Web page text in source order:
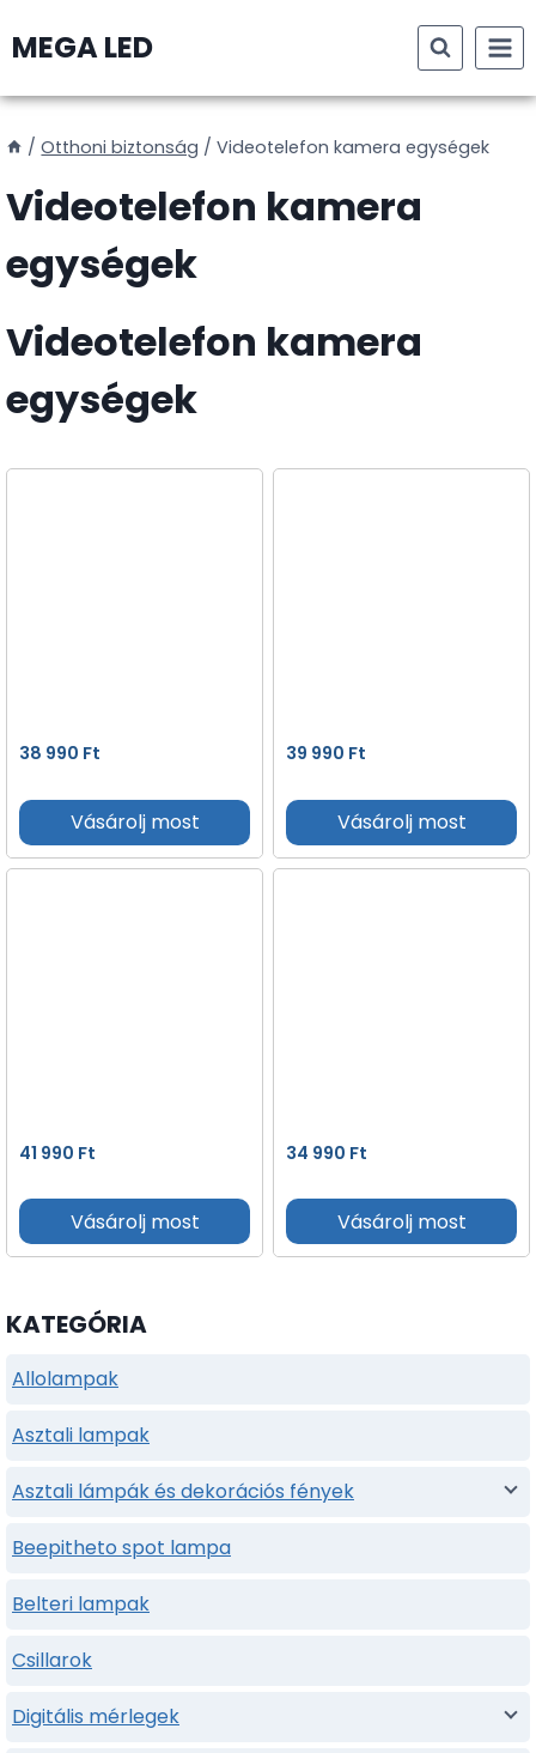
toMEGA LED
/ Otthoni biztonság / Videotelefon kamera egységek
Videotelefon kamera
egységek
Videotelefon kamera
egységek
38 990 Ft
Vásárolj most
39 990 Ft
Vásárolj most
41 990 Ft
Vásárolj most
34 990 Ft
Vásárolj most
KATEGÓRIA
Allolampak
Asztali lampak
Asztali lámpák és dekorációs fények
Beepitheto spot lampa
Belteri lampak
Csillarok
Digitális mérlegek